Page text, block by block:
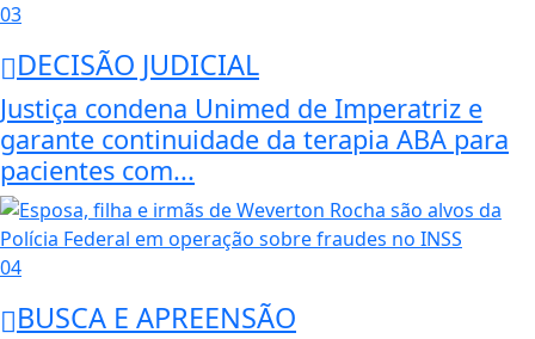
03
DECISÃO JUDICIAL
Justiça condena Unimed de Imperatriz e
garante continuidade da terapia ABA para
pacientes com...
04
BUSCA E APREENSÃO